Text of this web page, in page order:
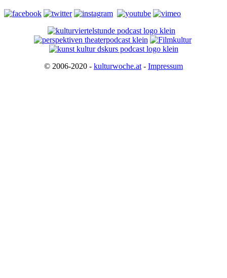
© 2006-2020 - kulturwoche.at - Impressum